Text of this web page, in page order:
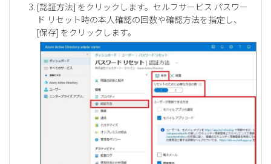
[認証方法] をクリックします。セルフサービス パスワー
ド リセット時の本人確認の回数や確認方法を指定し、
[保存] をクリックします。